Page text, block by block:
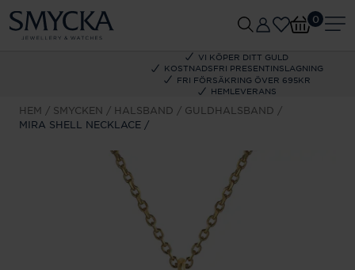
VI KÖPER DITT GULD
KOSTNADSFRI PRESENTINSLAGNING
FRI FÖRSÄKRING ÖVER 695KR
HEMLEVERANS
0
HEM SMYCKEN HALSBAND
GULDHALSBAND
MIRA SHELL NECKLACE